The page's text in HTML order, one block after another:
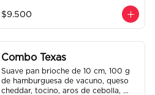
condimentadas, salsa de la casa de
regalo a elección y una Bebida de
350 cc a elección.
$9.500
Combo Texas
Suave pan brioche de 10 cm, 100 g
de hamburguesa de vacuno, queso
cheddar, tocino, aros de cebolla,